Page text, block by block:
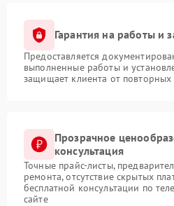
Гарантия на работы и
Предоставляется
выполненные работы и
защищает клиента от повторных
Прозрачное
консультация
Точные прайс-листы,
ремонта, отсутствие скрытых
бесплатной консультации по
сайте